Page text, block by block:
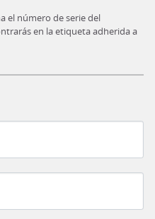
el número de serie del
en la etiqueta adherida a